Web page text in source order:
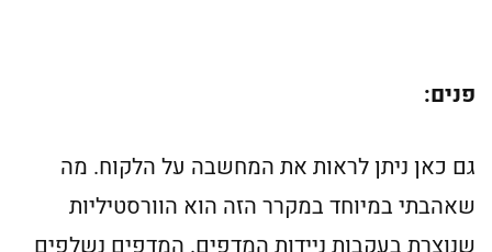
פנים:
גם כאן ניתן לראות את המחשבה על הלקוח. מה
שאהבתי במיוחד במקרר הזה הוא הוורסטיליות